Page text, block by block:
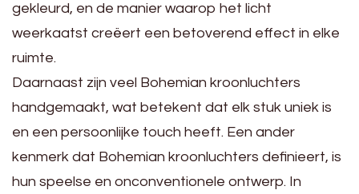
gekleurd, en de manier waarop het licht
weerkaatst creëert een betoverend effect in elke
ruimte.
Daarnaast zijn veel Bohemian kroonluchters
handgemaakt, wat betekent dat elk stuk uniek is
en een persoonlijke touch heeft. Een ander
kenmerk dat Bohemian kroonluchters definieert, is
hun speelse en onconventionele ontwerp. In